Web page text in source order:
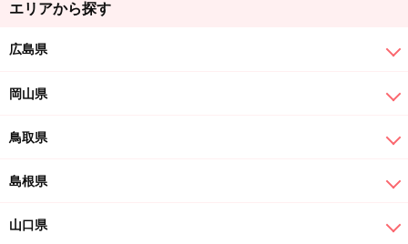
エリアから探す
広島県
岡山県
鳥取県
島根県
山口県